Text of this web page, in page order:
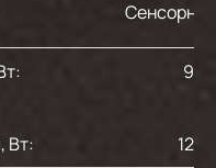
Сенсорное
900
Вт:
1200